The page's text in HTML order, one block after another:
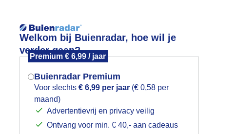
Welkom bij Buienradar, hoe wil je
verder gaan?
Premium € 6,99 / jaar
Buienradar Premium
Voor slechts € 6,99 per jaar (€ 0,58 per
maand)
Advertentievrij en privacy veilig
Ontvang voor min. € 40,- aan cadeaus
Foto en video Weerzine
Zoeken in foto
Mogen we je locatie gebruiken voor
het weer?